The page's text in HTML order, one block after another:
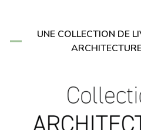
UNE COLLECTION DE